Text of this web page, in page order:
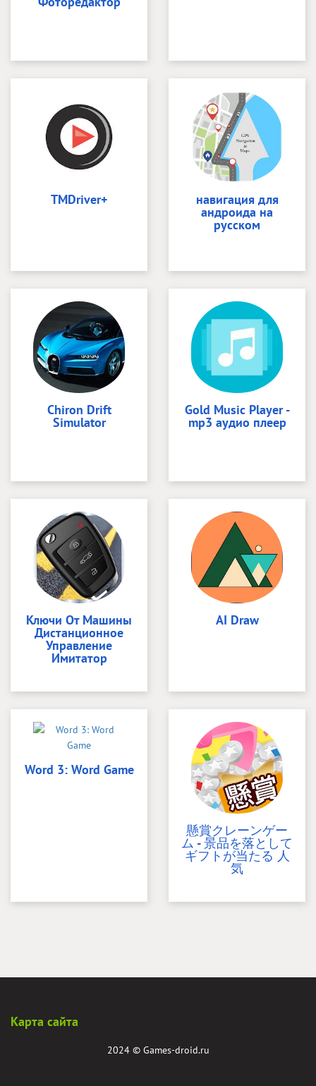
TMDriver+ навигация для
андроида на
русском
Chiron Drift
Simulator
Gold Music Player -
mp3 аудио плеер
Ключи От Машины
Дистанционное
Управление
Имитатор
AI Draw
Word 3: Word Game
懸賞クレーンゲー
ム - 景品を落として
ギフトが当たる 人
気
Карта сайта
2024 © Games-droid.ru